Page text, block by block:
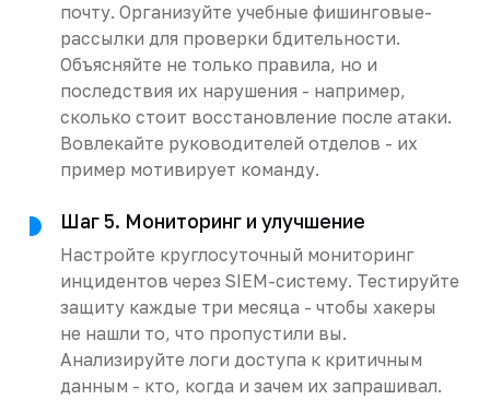
почту. Организуйте учебные фишинговые-
рассылки для проверки бдительности.
Объясняйте не только правила, но и
последствия их нарушения - например,
сколько стоит восстановление после атаки.
Вовлекайте руководителей отделов - их
пример мотивирует команду.
Шаг 5. Мониторинг и улучшение
Настройте круглосуточный мониторинг
инцидентов через SIEM-систему. Тестируйте
защиту каждые три месяца - чтобы хакеры
не нашли то, что пропустили вы.
Анализируйте логи доступа к критичным
данным - кто, когда и зачем их запрашивал.